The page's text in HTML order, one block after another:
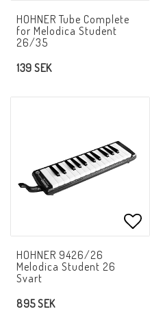
HOHNER Tube Complete
for Melodica Student
26/35
139 SEK
HOHNER 9426/26
Melodica Student 26
Svart
895 SEK